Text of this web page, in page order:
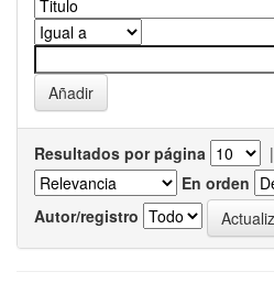
Resultados por página |
En orden
Autor/registro